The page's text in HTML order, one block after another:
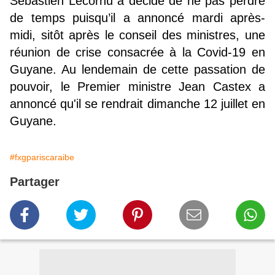
de temps puisqu’il a annoncé mardi après-
midi, sitôt après le conseil des ministres, une
réunion de crise consacrée à la Covid-19 en
Guyane. Au lendemain de cette passation de
pouvoir, le Premier ministre Jean Castex a
annoncé qu'il se rendrait dimanche 12 juillet en
Guyane.
#fxgpariscaraibe
Partager